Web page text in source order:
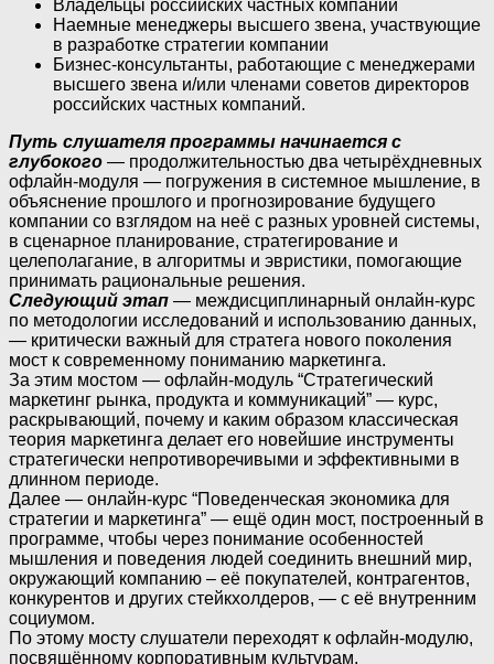
Владельцы российских частных компаний
Наемные менеджеры высшего звена, участвующие
в разработке стратегии компании
Бизнес-консультанты, работающие с менеджерами
высшего звена и/или членами советов директоров
российских частных компаний.
Путь слушателя программы начинается с
глубокого — продолжительностью два четырёхдневных
офлайн-модуля — погружения в системное мышление, в
объяснение прошлого и прогнозирование будущего
компании со взглядом на неё с разных уровней системы,
в сценарное планирование, стратегирование и
целеполагание, в алгоритмы и эвристики, помогающие
принимать рациональные решения.
Следующий этап — междисциплинарный онлайн-курс
по методологии исследований и использованию данных,
— критически важный для стратега нового поколения
мост к современному пониманию маркетинга.
За этим мостом — офлайн-модуль “Стратегический
маркетинг рынка, продукта и коммуникаций” — курс,
раскрывающий, почему и каким образом классическая
теория маркетинга делает его новейшие инструменты
стратегически непротиворечивыми и эффективными в
длинном периоде.
Далее — онлайн-курс “Поведенческая экономика для
стратегии и маркетинга” — ещё один мост, построенный в
программе, чтобы через понимание особенностей
мышления и поведения людей соединить внешний мир,
окружающий компанию – её покупателей, контрагентов,
конкурентов и других стейкхолдеров, — с её внутренним
социумом.
По этому мосту слушатели переходят к офлайн-модулю,
посвящённому корпоративным культурам,